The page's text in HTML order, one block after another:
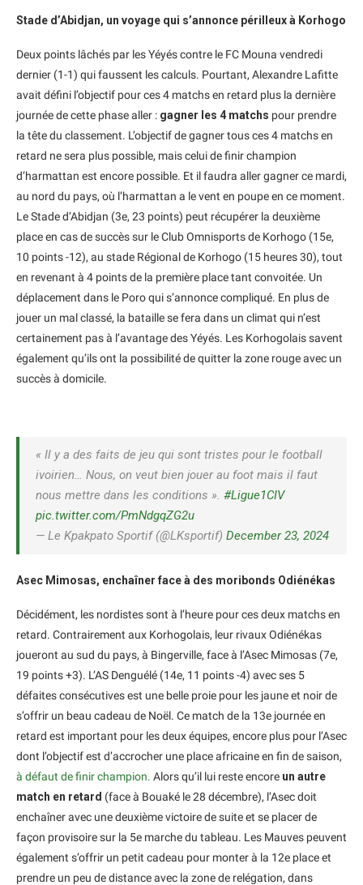
Stade d’Abidjan, un voyage qui s’annonce périlleux à Korhogo
Deux points lâchés par les Yéyés contre le FC Mouna vendredi
dernier (1-1) qui faussent les calculs. Pourtant, Alexandre Lafitte
avait défini l’objectif pour ces 4 matchs en retard plus la dernière
journée de cette phase aller : gagner les 4 matchs pour prendre
la tête du classement. L’objectif de gagner tous ces 4 matchs en
retard ne sera plus possible, mais celui de finir champion
d’harmattan est encore possible. Et il faudra aller gagner ce mardi,
au nord du pays, où l’harmattan a le vent en poupe en ce moment.
Le Stade d’Abidjan (3e, 23 points) peut récupérer la deuxième
place en cas de succès sur le Club Omnisports de Korhogo (15e,
10 points -12), au stade Régional de Korhogo (15 heures 30), tout
en revenant à 4 points de la première place tant convoitée. Un
déplacement dans le Poro qui s’annonce compliqué. En plus de
jouer un mal classé, la bataille se fera dans un climat qui n’est
certainement pas à l’avantage des Yéyés. Les Korhogolais savent
également qu’ils ont la possibilité de quitter la zone rouge avec un
succès à domicile.
« Il y a des faits de jeu qui sont tristes pour le football
ivoirien… Nous, on veut bien jouer au foot mais il faut
nous mettre dans les conditions ». #Ligue1CIV
pic.twitter.com/PmNdgqZG2u
— Le Kpakpato Sportif (@LKsportif) December 23, 2024
Asec Mimosas, enchaîner face à des moribonds Odiénékas
Décidément, les nordistes sont à l’heure pour ces deux matchs en
retard. Contrairement aux Korhogolais, leur rivaux Odiénékas
joueront au sud du pays, à Bingerville, face à l’Asec Mimosas (7e,
19 points +3). L’AS Denguélé (14e, 11 points -4) avec ses 5
défaites consécutives est une belle proie pour les jaune et noir de
s’offrir un beau cadeau de Noël. Ce match de la 13e journée en
retard est important pour les deux équipes, encore plus pour l’Asec
dont l’objectif est d’accrocher une place africaine en fin de saison,
à défaut de finir champion. Alors qu’il lui reste encore un autre
match en retard (face à Bouaké le 28 décembre), l’Asec doit
enchaîner avec une deuxième victoire de suite et se placer de
façon provisoire sur la 5e marche du tableau. Les Mauves peuvent
également s’offrir un petit cadeau pour monter à la 12e place et
prendre un peu de distance avec la zone de relégation, dans